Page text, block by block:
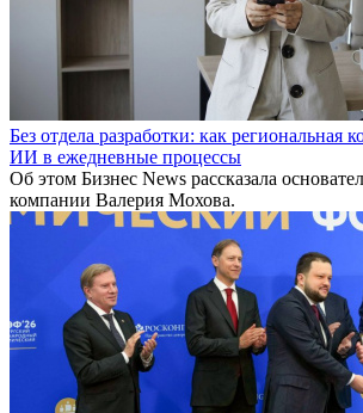
Без отдела разработки: как региональная
ИИ в ежедневные процессы
Об этом Бизнес News рассказала
компании Валерия Мохова.